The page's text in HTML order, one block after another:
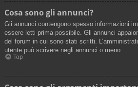
Cosa sono gli annunci?
Gli annunci contengono spesso informazioni
essere letti prima possibile. Gli annunci
del forum in cui sono stati scritti.
utente può scrivere negli annunci o meno.
Top